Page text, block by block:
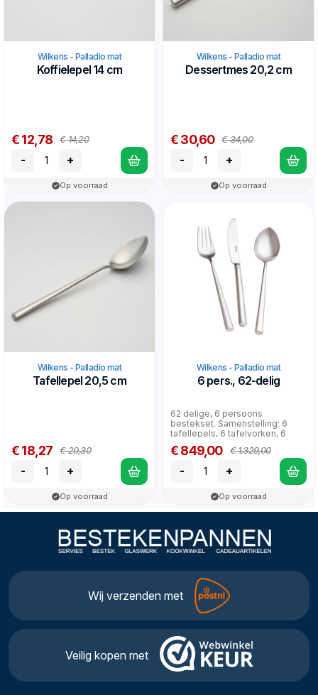
Wilkens - Palladio mat
Koffielepel 14 cm
€ 12,78 € 14,20
- +
Op voorraad
Wilkens - Palladio mat
Dessertmes 20,2 cm
€ 30,60 € 34,00
- +
Op voorraad
Wilkens - Palladio mat
Tafellepel 20,5 cm
€ 18,27 € 20,30
- +
Op voorraad
Wilkens - Palladio mat
6 pers., 62-delig
62 delige, 6 persoons
bestekset. Samenstelling: 6
tafellepels, 6 tafelvorken, 6
€ 849,00 € 1.329,00
- +
Op voorraad
Wij verzenden met
Veilig kopen met